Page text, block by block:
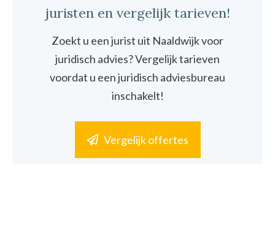
juristen en vergelijk tarieven!
Zoekt u een jurist uit Naaldwijk voor
juridisch advies? Vergelijk tarieven
voordat u een juridisch adviesbureau
inschakelt!
Vergelijk offertes